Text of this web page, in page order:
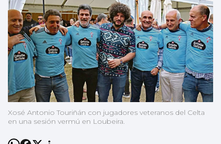
Xosé Antonio Touriñán con jugadores veteranos del Celta
en una sesión vermú en Loubeira.